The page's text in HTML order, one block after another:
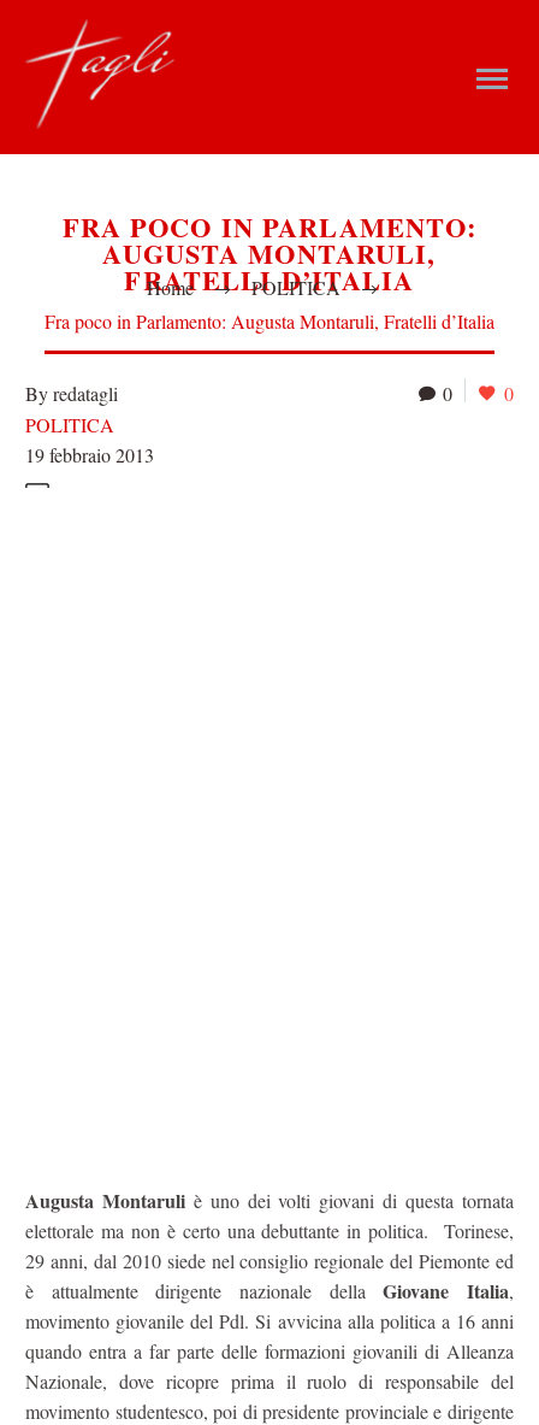
FRA POCO IN PARLAMENTO:
AUGUSTA MONTARULI,
FRATELLI D’ITALIA
Home
POLITICA
Fra poco in Parlamento: Augusta Montaruli, Fratelli d’Italia
0 0
By redatagli
POLITICA
19 febbraio 2013
Augusta Montaruliè uno dei volti giovani di questa tornata
elettorale ma non è certo una debuttante in politica. Torinese,
29 anni, dal 2010 siede nel consiglio regionale del Piemonte ed
è attualmente dirigente nazionale dellaGiovane Italia,
movimento giovanile del Pdl. Si avvicina alla politica a 16 anni
quando entra a far parte delle formazioni giovanili di Alleanza
Nazionale, dove ricopre prima il ruolo di responsabile del
movimento studentesco, poi di presidente provinciale e dirigente